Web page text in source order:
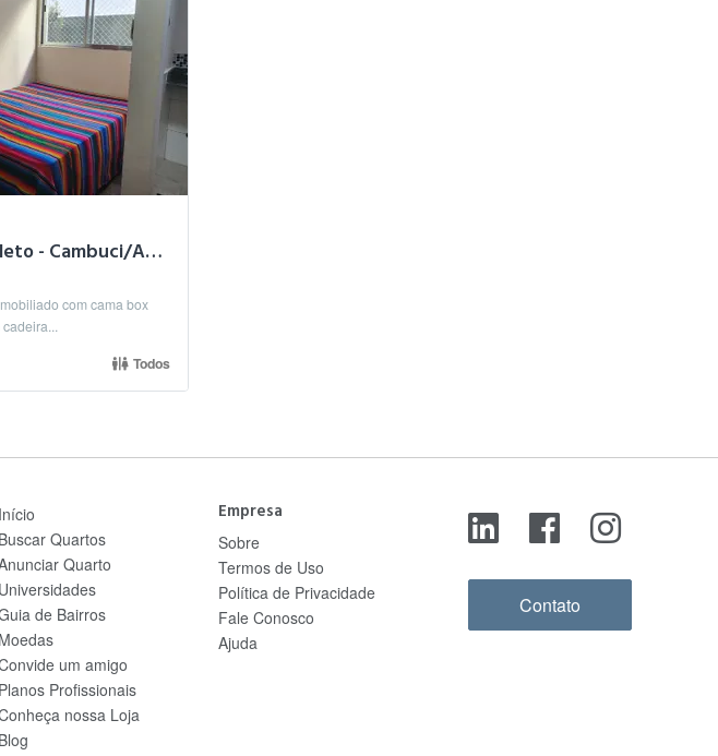
Studio Mobiliado Completo - Cambuci/Aclimação
com cama box
Todos
Início
Buscar Quartos
Quarto
Universidades
de Bairros
Moedas
um amigo
Planos Profissionais
nossa Loja
Blog
Empresa
Sobre
Termos de Uso
Política de Privacidade
Fale Conosco
Ajuda
Contato